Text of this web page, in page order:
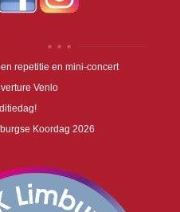
repetitie en mini-concert
Venlo
Koordag 2026